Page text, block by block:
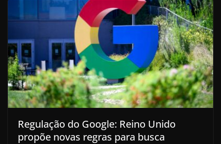
Regulação do Google: Reino Unido
propõe novas regras para busca